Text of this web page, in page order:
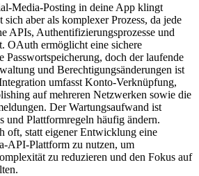
Media-Posting in deine App klingt
sich aber als komplexer Prozess, da jede
APIs, Authentifizierungsprozesse und
OAuth ermöglicht eine sichere
Passwortspeicherung, doch der laufende
und Berechtigungsänderungen ist
umfasst Konto-Verknüpfung,
auf mehreren Netzwerken sowie die
Der Wartungsaufwand ist
und Plattformregeln häufig ändern.
oft, statt eigener Entwicklung eine
API-Plattform zu nutzen, um
zu reduzieren und den Fokus auf